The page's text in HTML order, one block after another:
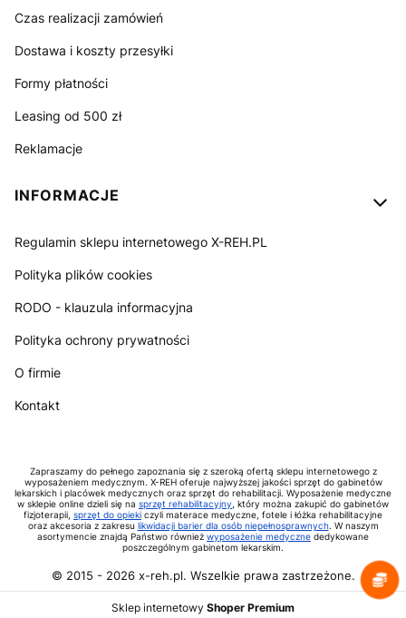
Czas realizacji zamówień
Dostawa i koszty przesyłki
Formy płatności
Leasing od 500 zł
Reklamacje
INFORMACJE
Regulamin sklepu internetowego X-REH.PL
Polityka plików cookies
RODO - klauzula informacyjna
Polityka ochrony prywatności
O firmie
Kontakt
Zapraszamy do pełnego zapoznania się z szeroką ofertą sklepu internetowego z
wyposażeniem medycznym. X-REH oferuje najwyższej jakości sprzęt do gabinetów
lekarskich i placówek medycznych oraz sprzęt do rehabilitacji. Wyposażenie medyczne
w sklepie online dzieli się na sprzęt rehabilitacyjny, który można zakupić do gabinetów
fizjoterapii, sprzęt do opieki czyli materace medyczne, fotele i łóżka rehabilitacyjne
oraz akcesoria z zakresu likwidacji barier dla osób niepełnosprawnych. W naszym
asortymencie znajdą Państwo również wyposażenie medyczne dedykowane
poszczególnym gabinetom lekarskim.
© 2015 - 2026x-reh.pl. Wszelkie prawa zastrzeżone.
Sklep internetowy Shoper Premium